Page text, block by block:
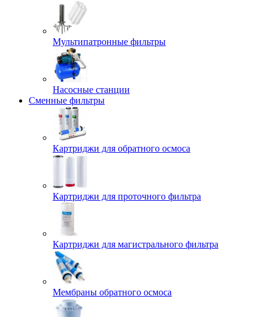
Мультипатронные фильтры
Насосные станции
Сменные фильтры
Картриджи для обратного осмоса
Картриджи для проточного фильтра
Картриджи для магистрального фильтра
Мембраны обратного осмоса